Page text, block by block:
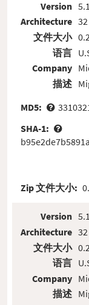
Version
Architecture
文件大小
语言
Company
描述
32
MD5:
SHA-1:
Zip 文件大小:
Version
Architecture
文件大小
语言
Company
描述
32